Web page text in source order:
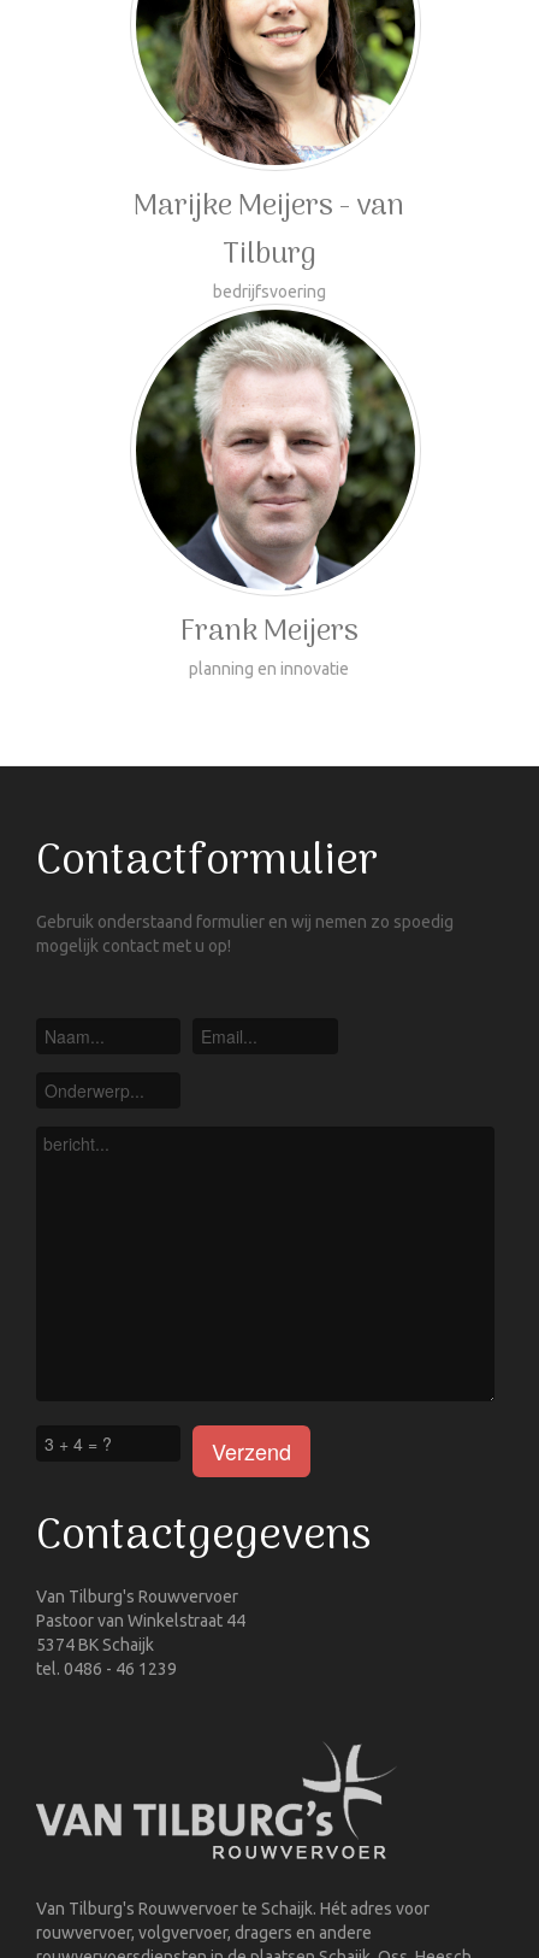
Marijke Meijers - van
Tilburg
bedrijfsvoering
Frank Meijers
planning en innovatie
Contactformulier
Gebruik onderstaand formulier en wij nemen zo spoedig
mogelijk contact met u op!
Contactgegevens
Van Tilburg's Rouwvervoer
Pastoor van Winkelstraat 44
5374 BK Schaijk
tel. 0486 - 46 1239
Van Tilburg's Rouwvervoer te Schaijk. Hét adres voor
rouwvervoer, volgvervoer, dragers en andere